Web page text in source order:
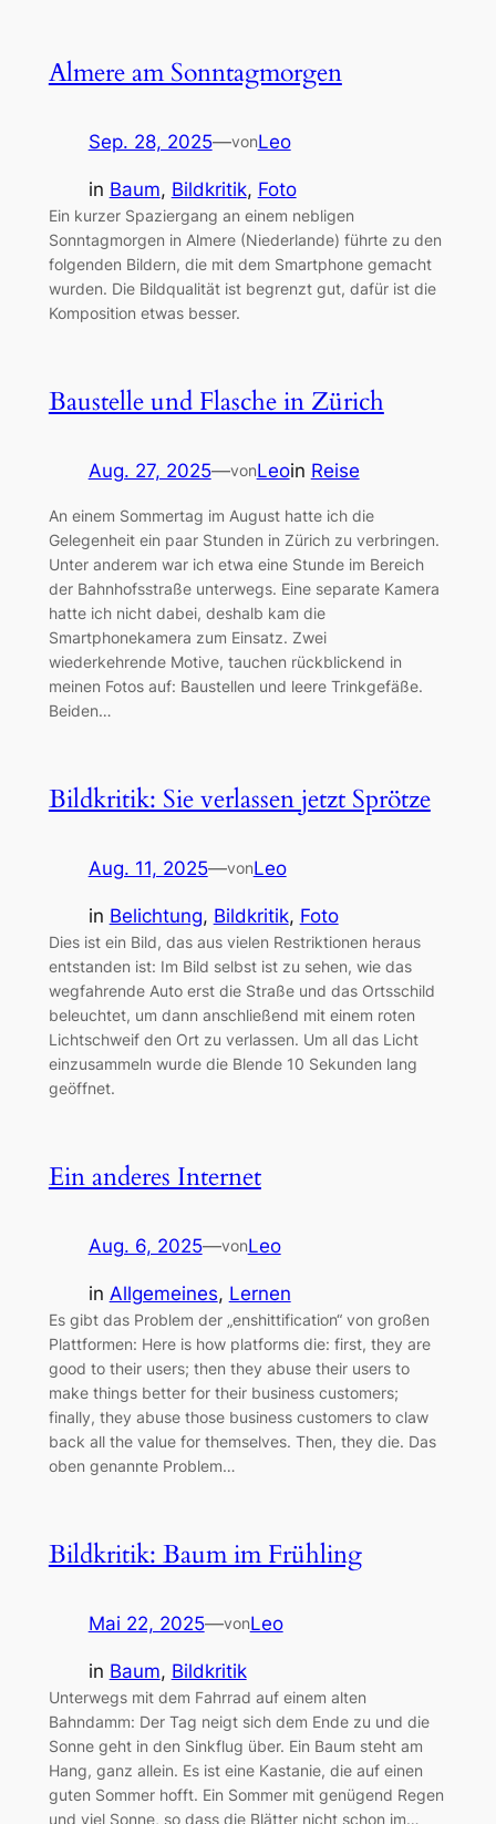
Almere am Sonntagmorgen
Sep. 28, 2025—vonLeo
in Baum, Bildkritik, Foto
Ein kurzer Spaziergang an einem nebligen
Sonntagmorgen in Almere (Niederlande) führte zu den
folgenden Bildern, die mit dem Smartphone gemacht
wurden. Die Bildqualität ist begrenzt gut, dafür ist die
Komposition etwas besser.
Baustelle und Flasche in Zürich
Aug. 27, 2025—vonLeoin Reise
An einem Sommertag im August hatte ich die
Gelegenheit ein paar Stunden in Zürich zu verbringen.
Unter anderem war ich etwa eine Stunde im Bereich
der Bahnhofsstraße unterwegs. Eine separate Kamera
hatte ich nicht dabei, deshalb kam die
Smartphonekamera zum Einsatz. Zwei
wiederkehrende Motive, tauchen rückblickend in
meinen Fotos auf: Baustellen und leere Trinkgefäße.
Beiden…
Bildkritik: Sie verlassen jetzt Sprötze
Aug. 11, 2025—vonLeo
in Belichtung, Bildkritik, Foto
Dies ist ein Bild, das aus vielen Restriktionen heraus
entstanden ist: Im Bild selbst ist zu sehen, wie das
wegfahrende Auto erst die Straße und das Ortsschild
beleuchtet, um dann anschließend mit einem roten
Lichtschweif den Ort zu verlassen. Um all das Licht
einzusammeln wurde die Blende 10 Sekunden lang
geöffnet.
Ein anderes Internet
Aug. 6, 2025—vonLeo
in Allgemeines, Lernen
Es gibt das Problem der „enshittification“ von großen
Plattformen: Here is how platforms die: first, they are
good to their users; then they abuse their users to
make things better for their business customers;
finally, they abuse those business customers to claw
back all the value for themselves. Then, they die. Das
oben genannte Problem…
Bildkritik: Baum im Frühling
Mai 22, 2025—vonLeo
in Baum, Bildkritik
Unterwegs mit dem Fahrrad auf einem alten
Bahndamm: Der Tag neigt sich dem Ende zu und die
Sonne geht in den Sinkflug über. Ein Baum steht am
Hang, ganz allein. Es ist eine Kastanie, die auf einen
guten Sommer hofft. Ein Sommer mit genügend Regen
und viel Sonne, so dass die Blätter nicht schon im…